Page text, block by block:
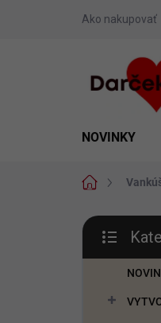
Ako nakupovať
NOVINKY
Domov
B
č
kategórie